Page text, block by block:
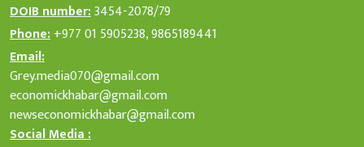
DOIB number:3454-2078/79
Phone:+977 01 5905238, 9865189441
Email:
Grey.media070@gmail.com
economickhabar@gmail.com
newseconomickhabar@gmail.com
Social Media :